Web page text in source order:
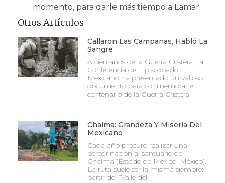
momento, para darle más tiempo a Lamar.
Otros Artículos
Callaron Las Campanas, Habló La
Sangre
A cien años de la Guerra Cristera La
Conferencia del Episcopado
Mexicano ha presentado un valioso
documento para conmemorar el
centenario de la Guerra Cristera
Chalma: Grandeza Y Miseria Del
Mexicano
Cada año procuro realizar una
peregrinación al santuario de
Chalma (Estado de México, México).
La ruta suele ser la misma siempre:
partir del “Valle del